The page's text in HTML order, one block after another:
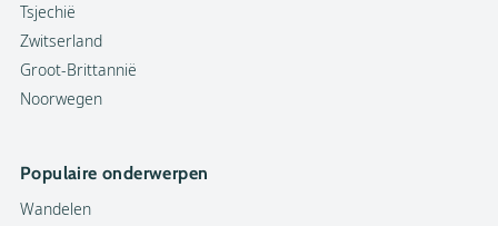
Tsjechië
Zwitserland
Groot-Brittannië
Noorwegen
Populaire onderwerpen
Wandelen